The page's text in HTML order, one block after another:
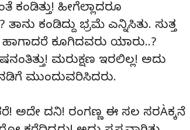
ಹೀಗೆಲ್ಲಾದರೂ
ಕಂಡಿದ್ದು ಭ್ರಮೆ ಎನ್ನಿಸಿತು. ಸುತ್ತ
ಕೂಗಿದವರು ಯಾರು..?
ಮರುಕ್ಷಣ ಇರಲಿಲ್ಲ! ಅದು
ಮುಂದುವರಿಸಿದರು.
ಅದೇ ದನಿ! ರಂಗಣ್ಣ ಈ ಸಲ ಸರÀಕ್ಕನೆ